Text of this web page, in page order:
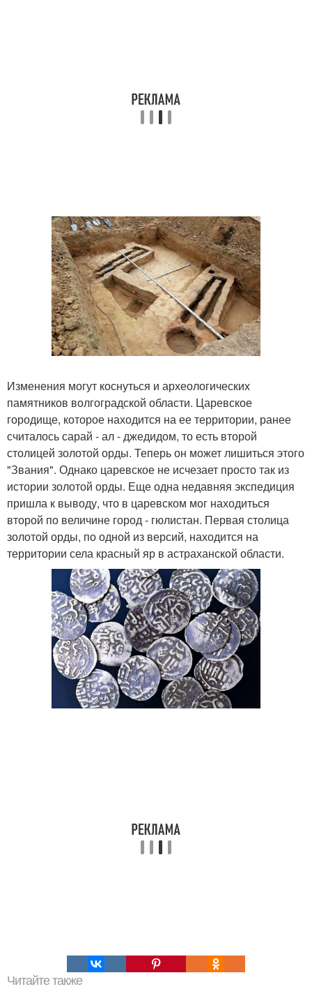
Изменения могут коснуться и археологических
памятников волгоградской области. Царевское
городище, которое находится на ее территории, ранее
считалось сарай - ал - джедидом, то есть второй
столицей золотой орды. Теперь он может лишиться этого
"Звания". Однако царевское не исчезает просто так из
истории золотой орды. Еще одна недавняя экспедиция
пришла к выводу, что в царевском мог находиться
второй по величине город - гюлистан. Первая столица
золотой орды, по одной из версий, находится на
территории села красный яр в астраханской области.
Читайте также